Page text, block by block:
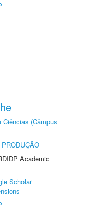
Ciências (Câmpus
Academic
Scholar